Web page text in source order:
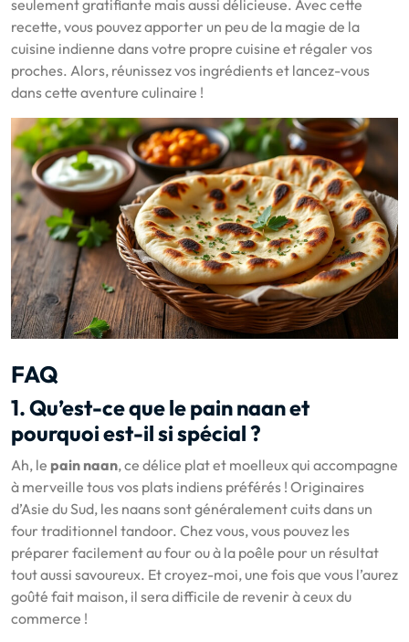
seulement gratifiante mais aussi délicieuse. Avec cette
recette, vous pouvez apporter un peu de la magie de la
cuisine indienne dans votre propre cuisine et régaler vos
proches. Alors, réunissez vos ingrédients et lancez-vous
dans cette aventure culinaire !
FAQ
1. Qu’est-ce que le pain naan et
pourquoi est-il si spécial ?
Ah, le pain naan, ce délice plat et moelleux qui accompagne
à merveille tous vos plats indiens préférés ! Originaires
d’Asie du Sud, les naans sont généralement cuits dans un
four traditionnel tandoor. Chez vous, vous pouvez les
préparer facilement au four ou à la poêle pour un résultat
tout aussi savoureux. Et croyez-moi, une fois que vous l’aurez
goûté fait maison, il sera difficile de revenir à ceux du
commerce !